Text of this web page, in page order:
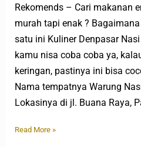
Rekomends – Cari makanan
murah tapi enak ?
satu ini Kuliner Denpasar
kamu nisa coba coba ya,
keringan, pastinya ini bisa
Nama tempatnya Warung
Lokasinya di jl. Buana Raya,
Read More »